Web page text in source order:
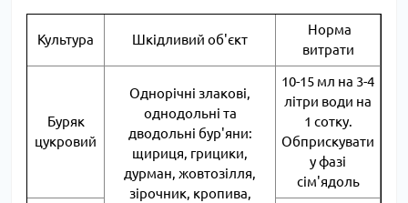
Культура Шкідливий об'єкт
Норма
витрати
Буряк
цукровий
Однорічні злакові,
однодольні та
дводольні бур'яни:
щириця, грицики,
дурман, жовтозілля,
зірочник, кропива,
10-15 мл на 3-4
літри води на
1 сотку.
Обприскувати
у фазі
сім'ядоль